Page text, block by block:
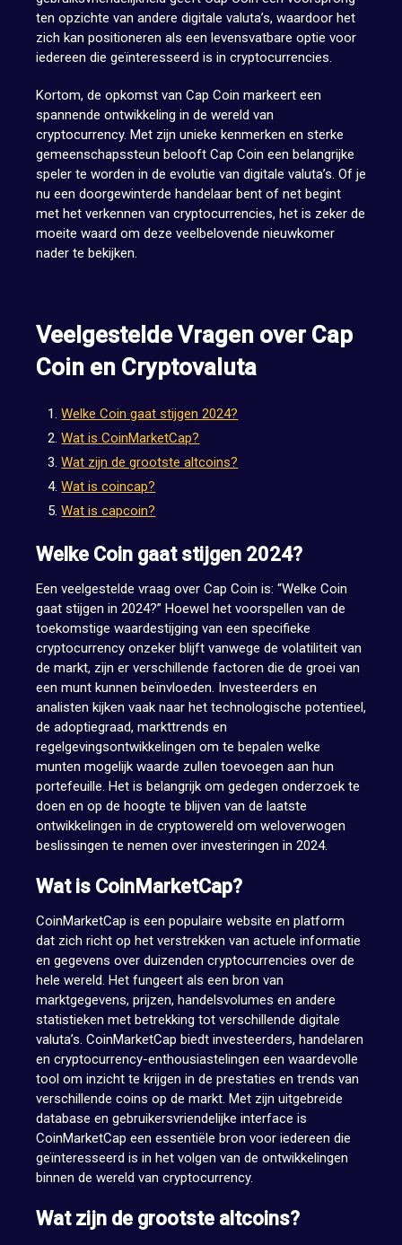
ten opzichte van andere digitale valuta’s, waardoor het
zich kan positioneren als een levensvatbare optie voor
iedereen die geïnteresseerd is in cryptocurrencies.
Kortom, de opkomst van Cap Coin markeert een
spannende ontwikkeling in de wereld van
cryptocurrency. Met zijn unieke kenmerken en sterke
gemeenschapssteun belooft Cap Coin een belangrijke
speler te worden in de evolutie van digitale valuta’s. Of je
nu een doorgewinterde handelaar bent of net begint
met het verkennen van cryptocurrencies, het is zeker de
moeite waard om deze veelbelovende nieuwkomer
nader te bekijken.
Veelgestelde Vragen over Cap
Coin en Cryptovaluta
Welke Coin gaat stijgen 2024?
Wat is CoinMarketCap?
Wat zijn de grootste altcoins?
Wat is coincap?
Wat is capcoin?
Welke Coin gaat stijgen 2024?
Een veelgestelde vraag over Cap Coin is: “Welke Coin
gaat stijgen in 2024?” Hoewel het voorspellen van de
toekomstige waardestijging van een specifieke
cryptocurrency onzeker blijft vanwege de volatiliteit van
de markt, zijn er verschillende factoren die de groei van
een munt kunnen beïnvloeden. Investeerders en
analisten kijken vaak naar het technologische potentieel,
de adoptiegraad, markttrends en
regelgevingsontwikkelingen om te bepalen welke
munten mogelijk waarde zullen toevoegen aan hun
portefeuille. Het is belangrijk om gedegen onderzoek te
doen en op de hoogte te blijven van de laatste
ontwikkelingen in de cryptowereld om weloverwogen
beslissingen te nemen over investeringen in 2024.
Wat is CoinMarketCap?
CoinMarketCap is een populaire website en platform
dat zich richt op het verstrekken van actuele informatie
en gegevens over duizenden cryptocurrencies over de
hele wereld. Het fungeert als een bron van
marktgegevens, prijzen, handelsvolumes en andere
statistieken met betrekking tot verschillende digitale
valuta’s. CoinMarketCap biedt investeerders, handelaren
en cryptocurrency-enthousiastelingen een waardevolle
tool om inzicht te krijgen in de prestaties en trends van
verschillende coins op de markt. Met zijn uitgebreide
database en gebruikersvriendelijke interface is
CoinMarketCap een essentiële bron voor iedereen die
geïnteresseerd is in het volgen van de ontwikkelingen
binnen de wereld van cryptocurrency.
Wat zijn de grootste altcoins?